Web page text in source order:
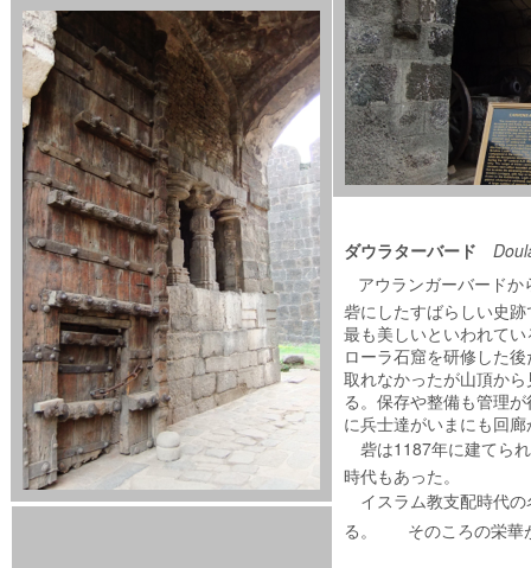
アウランガーバードか
砦にしたすばらしい史
最も美しいといわれて
ローラ石窟を研修した
取れなかったが山頂か
る。保存や整備も管理
に兵士達がいまにも回
砦は1187年に建てら
時代もあった。
イスラム教支配時代の
る。
そのころの栄華
ダウラターバード